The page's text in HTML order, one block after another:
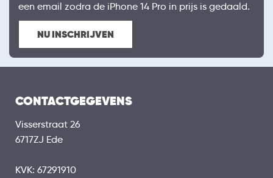
een email zodra de iPhone 14 Pro in prijs is gedaald.
NU INSCHRIJVEN
CONTACTGEGEVENS
Visserstraat 26
6717ZJ Ede
KVK: 67291910